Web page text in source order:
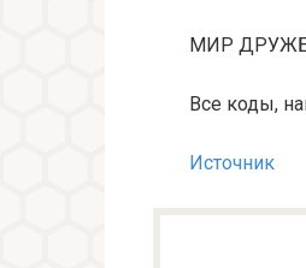
МИР
Все коды,
Источник